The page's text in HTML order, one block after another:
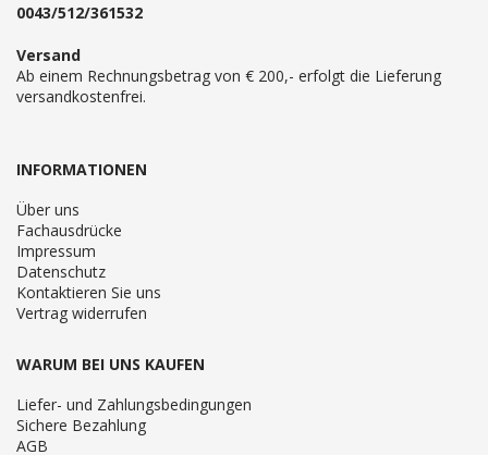
0043/512/361532
Versand
Ab einem Rechnungsbetrag von € 200,- erfolgt die Lieferung
versandkostenfrei.
INFORMATIONEN
Über uns
Fachausdrücke
Impressum
Datenschutz
Kontaktieren Sie uns
Vertrag widerrufen
WARUM BEI UNS KAUFEN
Liefer- und Zahlungsbedingungen
Sichere Bezahlung
AGB